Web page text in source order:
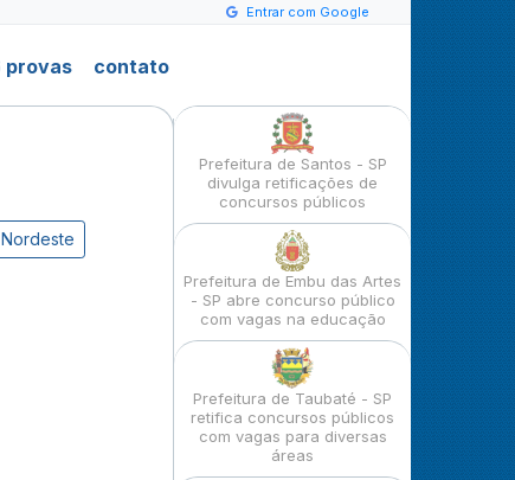
Entrar com Google
provas contato
Nordeste
Prefeitura de Santos - SP
divulga retificações de
concursos públicos
Prefeitura de Embu das Artes
- SP abre concurso público
com vagas na educação
Prefeitura de Taubaté - SP
retifica concursos públicos
com vagas para diversas
áreas